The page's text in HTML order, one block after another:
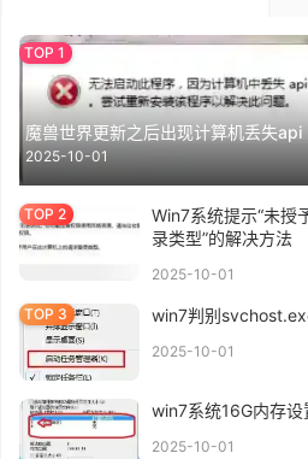
魔兽世界更新之后出现计算机丢失api
2025-10-01
Win7系统提示“未授
录类型”的解决方法
2025-10-01
win7判别
2025-10-01
win7系统16G内存设
2025-10-01